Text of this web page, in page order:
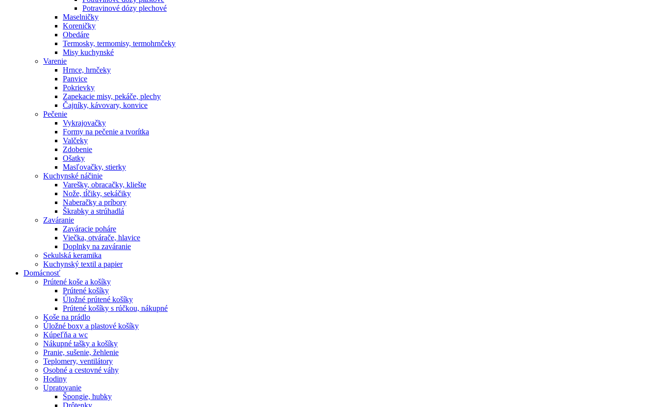
Potravinové dózy plechové
Maselničky
Koreničky
Obedáre
Termosky, termomisy, termohrnčeky
Misy kuchynské
Varenie
Hrnce, hrnčeky
Panvice
Pokrievky
Zapekacie misy, pekáče, plechy
Čajníky, kávovary, konvice
Pečenie
Vykrajovačky
Formy na pečenie a tvorítka
Valčeky
Zdobenie
Ošatky
Masľovačky, stierky
Kuchynské náčinie
Varešky, obracačky, kliešte
Nože, tĺčiky, sekáčiky
Naberačky a príbory
Škrabky a strúhadlá
Zaváranie
Zaváracie poháre
Viečka, otvárače, hlavice
Doplnky na zaváranie
Sekulská keramika
Kuchynský textil a papier
Domácnosť
Prútené koše a košíky
Prútené košíky
Úložné prútené košíky
Prútené košíky s rúčkou, nákupné
Koše na prádlo
Úložné boxy a plastové košíky
Kúpeľňa a wc
Nákupné tašky a košíky
Pranie, sušenie, žehlenie
Teplomery, ventilátory
Osobné a cestovné váhy
Hodiny
Upratovanie
Špongie, hubky
Drôtenky